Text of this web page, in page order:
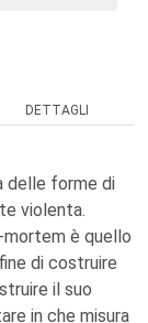
DETTAGLI
delle forme di
violenta.
è quello
di costruire
il suo
in che misura